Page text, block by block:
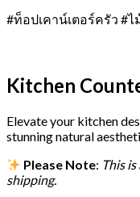
#ท็อปเคาน์เตอร์ครัว #
Kitchen
Elevate your kitchen
stunning natural
Please Note: This
shipping.